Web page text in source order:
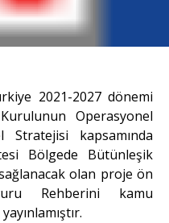
2021-2027 dönemi
Operasyonel
Stratejisi kapsamında
Bölgede Bütünleşik
olan proje ön
Rehberini kamu